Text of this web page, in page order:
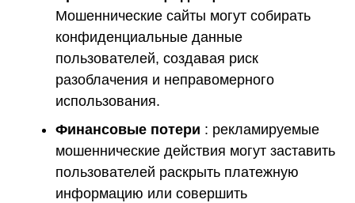
Мошеннические сайты могут собирать
конфиденциальные данные
пользователей, создавая риск
разоблачения и неправомерного
использования.
Финансовые потери : рекламируемые
мошеннические действия могут заставить
пользователей раскрыть платежную
информацию или совершить